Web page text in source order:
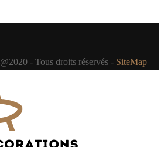
@2020 - Tous droits réservés - SiteMap